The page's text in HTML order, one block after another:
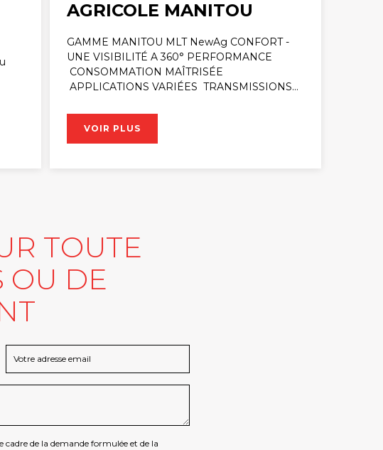
AGRICOLE MANITOU
GAMME MANITOU MLT NewAg CONFORT -
UNE VISIBILITÉ A 360° PERFORMANCE
CONSOMMATION MAÎTRISÉE
APPLICATIONS VARIÉES TRANSMISSIONS…
VOIR PLUS
TOUTE
OU DE
de la demande formulée et de la